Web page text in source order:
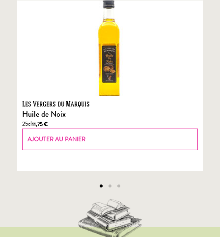
Les Vergers du Marquis
Huile de Noix
25cl11,75€
AJOUTER AU PANIER